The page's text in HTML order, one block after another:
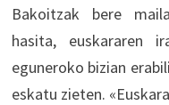
Bakoitzak bere
hasita, euskararen
eguneroko bizian
eskatu zieten.